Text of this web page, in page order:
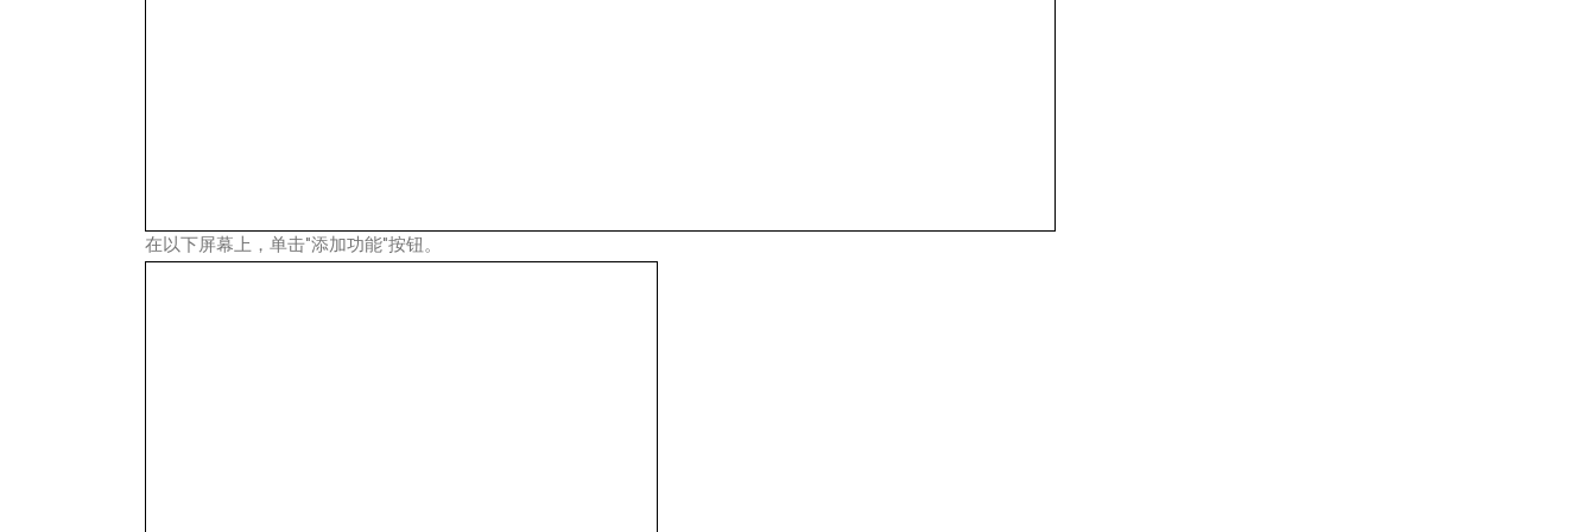
在以下屏幕上，单击"添加功能"按钮。